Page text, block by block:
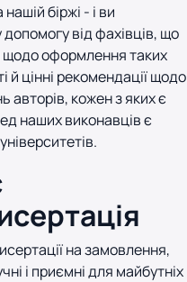
біржі - і ви
від фахівців, що
щодо оформлення таких
й цінні рекомендації щодо
авторів, кожен з яких є
наших виконавців є
на замовлення,
і приємні для майбутніх